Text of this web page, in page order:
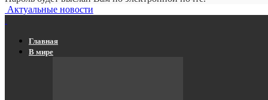
Актуальные новости
Главная
В мире